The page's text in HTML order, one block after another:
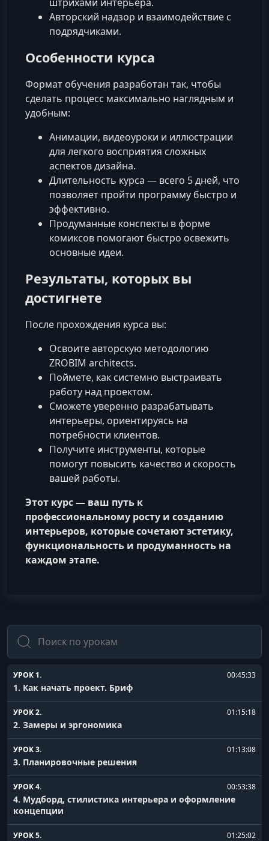
Авторский надзор и взаимодействие с
подрядчиками.
Особенности курса
Формат обучения разработан так, чтобы
сделать процесс максимально наглядным и
удобным:
Анимации, видеоуроки и иллюстрации
для легкого восприятия сложных
аспектов дизайна.
Длительность курса — всего 5 дней, что
позволяет пройти программу быстро и
эффективно.
Продуманные конспекты в форме
комиксов помогают быстро освежить
основные идеи.
Результаты, которых вы
достигнете
После прохождения курса вы:
Освоите авторскую методологию
ZROBIM architects.
Поймете, как системно выстраивать
работу над проектом.
Сможете уверенно разрабатывать
интерьеры, ориентируясь на
потребности клиентов.
Получите инструменты, которые
помогут повысить качество и скорость
вашей работы.
Этот курс — ваш путь к
профессиональному росту и созданию
интерьеров, которые сочетают эстетику,
функциональность и продуманность на
каждом этапе.
Поиск
УРОК 1. 00:45:33
1. Как начать проект. Бриф
УРОК 2. 01:15:18
2. Замеры и эргономика
УРОК 3. 01:13:08
3. Планировочные решения
УРОК 4. 00:53:38
4. Мудборд, стилистика интерьера и оформление
концепции
УРОК 5. 01:25:02